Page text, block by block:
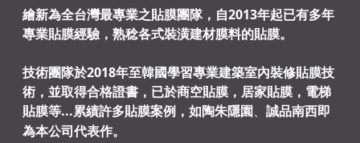
繪新為全台灣最專業之貼膜團隊，自2013年起已有多年
專業貼膜經驗 ，熟稔各式裝潢建材膜料的貼膜。
技術團隊於2018年至韓國學習專業建築室內裝修貼膜技
術 ， 並取得合格證書 ，已於商空貼膜，居家貼膜，電梯
貼膜等...累績許多貼膜案例，如陶朱隱園
誠品南西即
為本公司代表作。